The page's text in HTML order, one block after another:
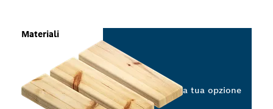
Materiali
Seleziona la tua opzione